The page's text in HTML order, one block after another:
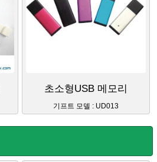
초소형USB 메모리
기프트 모델 : UD013